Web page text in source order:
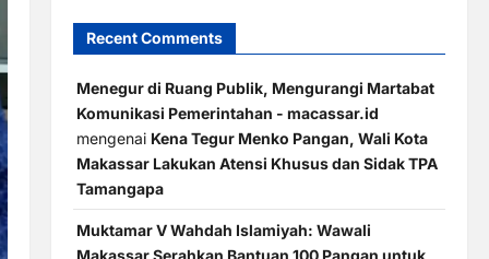
Recent Comments
Menegur di Ruang Publik, Mengurangi Martabat
Komunikasi Pemerintahan - macassar.id
mengenai Kena Tegur Menko Pangan, Wali Kota
Makassar Lakukan Atensi Khusus dan Sidak TPA
Tamangapa
Muktamar V Wahdah Islamiyah: Wawali